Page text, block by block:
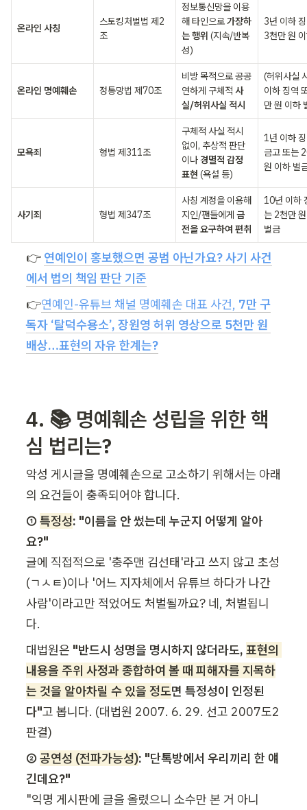
온라인 사칭
스토킹처벌법 제2
조
정보통신망을 이용
해 타인으로 가장하
는 행위 (지속/반복
성)
3년 이하
3천만 원
온라인 명예훼손 정통망법 제70조
비방 목적으로 공공
연하게 구체적 사
실/허위사실 적시
(허위사실
이하 징역
만 원 이하
모욕죄 형법 제311조
구체적 사실 적시
없이, 추상적 판단
이나 경멸적 감정
표현 (욕설 등)
1년 이하
금고 또는
원 이하 벌
사기죄 형법 제347조
사칭 계정을 이용해
지인/팬들에게 금
전을 요구하여 편취
10년 이하
는 2천만
벌금
👉 연예인이 홍보했으면 공범 아닌가요? 사기 사건
에서 법의 책임 판단 기준
👉연예인-유튜브 채널 명예훼손 대표 사건, 7만 구
독자 ‘탈덕수용소’, 장원영 허위 영상으로 5천만 원
배상…표현의 자유 한계는?
4. 📚 명예훼손 성립을 위한 핵
심 법리는?
악성 게시글을 명예훼손으로 고소하기 위해서는 아래
의 요건들이 충족되어야 합니다.
① 특정성: "이름을 안 썼는데 누군지 어떻게 알아
요?"
글에 직접적으로 '충주맨 김선태'라고 쓰지 않고 초성
(ㄱㅅㅌ)이나 '어느 지자체에서 유튜브 하다가 나간
사람'이라고만 적었어도 처벌될까요? 네, 처벌됩니
다.
대법원은 "반드시 성명을 명시하지 않더라도, 표현의
내용을 주위 사정과 종합하여 볼 때 피해자를 지목하
는 것을 알아차릴 수 있을 정도면 특정성이 인정된
다"고 봅니다. (대법원 2007. 6. 29. 선고 2007도2
판결)
② 공연성 (전파가능성): "단톡방에서 우리끼리 한 얘
긴데요?"
"익명 게시판에 글을 올렸으니 소수만 본 거 아니